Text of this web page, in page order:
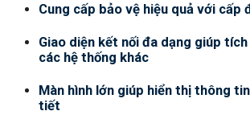
Cung cấp bảo vệ hiệu quả với cấp
Giao diện kết nối đa dạng giúp
các hệ thống khác
Màn hình lớn giúp hiển thị thông
tiết